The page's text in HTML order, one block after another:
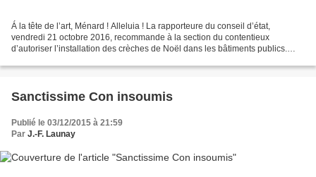
Á la tête de l’art, Ménard ! Alleluia ! La rapporteure du conseil d’état,
vendredi 21 octobre 2016, recommande à la section du contentieux
d’autoriser l’installation des crèches de Noël dans les bâtiments publics.
Sanctissime Con insoumis
Publié le 03/12/2015 à 21:59
Par J.-F. Launay